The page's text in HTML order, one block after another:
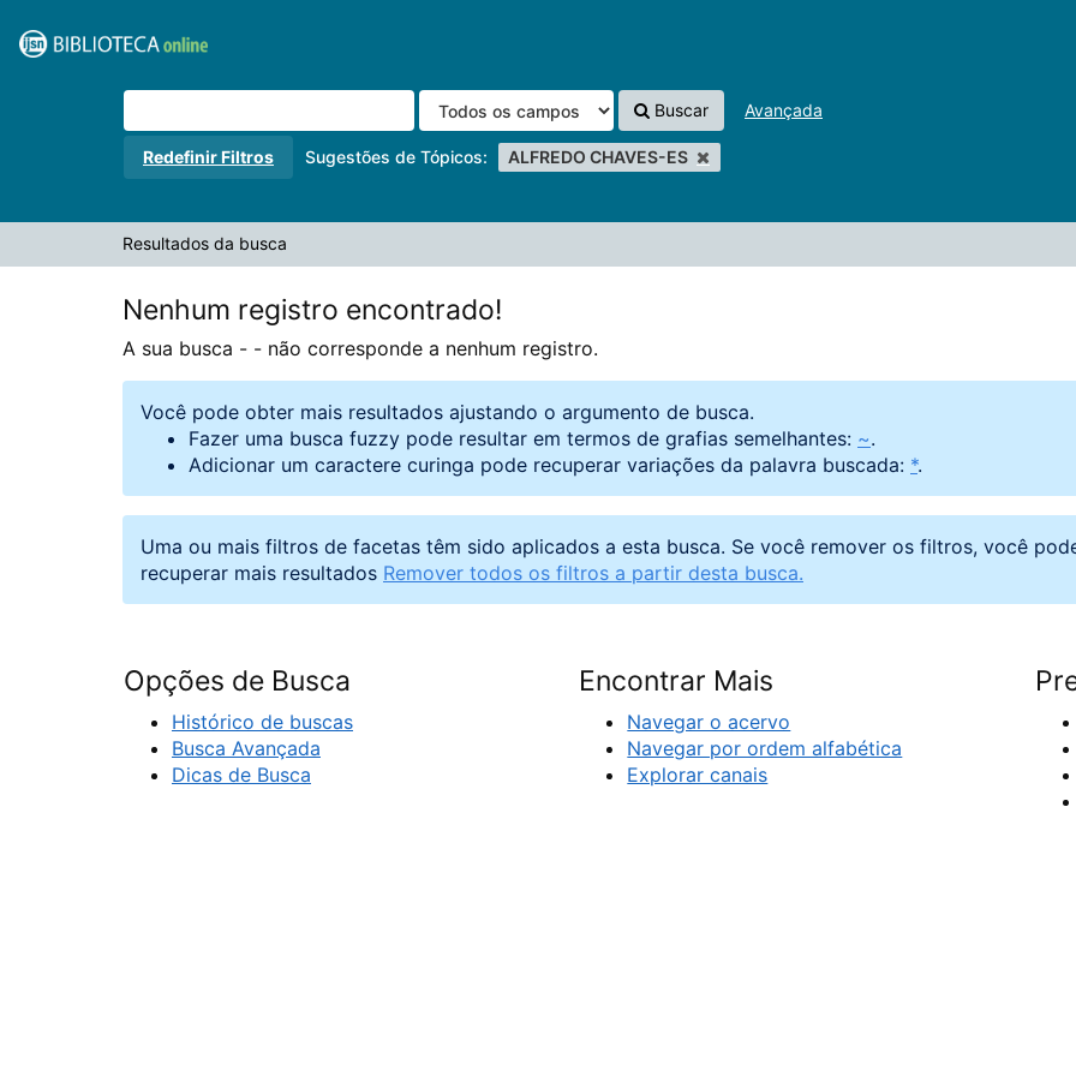
VuFind
Buscar Avançada
Redefinir Filtros Sugestões de Tópicos: ALFREDO CHAVES-ES
Resultados da busca
Nenhum registro encontrado!
A sua busca - - não corresponde a nenhum registro.
Você pode obter mais resultados ajustando o argumento de busca.
Fazer uma busca fuzzy pode resultar em termos de grafias semelhantes: ~.
Adicionar um caractere curinga pode recuperar variações da palavra buscada: *.
Uma ou mais filtros de facetas têm sido aplicados a esta busca. Se você remover os filtros, você
recuperar mais resultados Remover todos os filtros a partir desta busca.
Opções de Busca
Histórico de buscas
Busca Avançada
Dicas de Busca
Encontrar Mais
Navegar o acervo
Navegar por ordem alfabética
Explorar canais